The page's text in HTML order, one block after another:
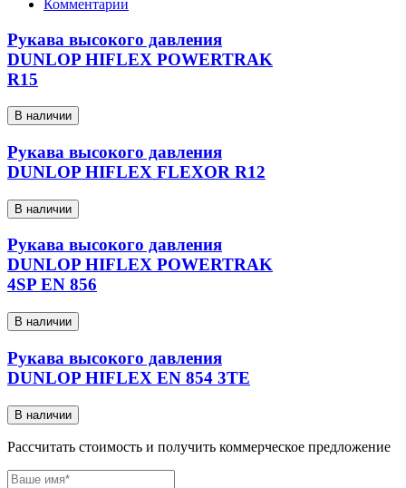
Комментарии
Рукава высокого давления
DUNLOP HIFLEX POWERTRAK
R15
В наличии
Рукава высокого давления
DUNLOP HIFLEX FLEXOR R12
В наличии
Рукава высокого давления
DUNLOP HIFLEX POWERTRAK
4SP EN 856
В наличии
Рукава высокого давления
DUNLOP HIFLEX EN 854 3TE
В наличии
Рассчитать стоимость и получить коммерческое предложение